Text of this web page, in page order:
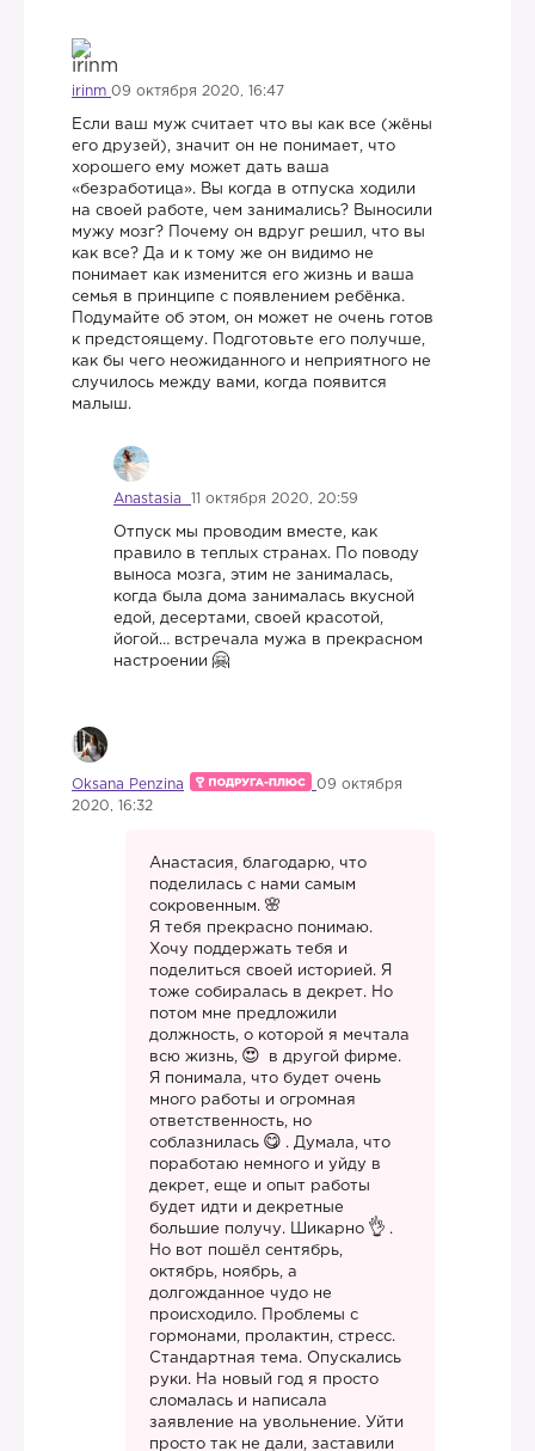
irinm 09 октября 2020, 16:47
Если ваш муж считает что вы как все (жёны
его друзей), значит он не понимает, что
хорошего ему может дать ваша
«безработица». Вы когда в отпуска ходили
на своей работе, чем занимались? Выносили
мужу мозг? Почему он вдруг решил, что вы
как все? Да и к тому же он видимо не
понимает как изменится его жизнь и ваша
семья в принципе с появлением ребёнка.
Подумайте об этом, он может не очень готов
к предстоящему. Подготовьте его получше,
как бы чего неожиданного и неприятного не
случилось между вами, когда появится
малыш.
Anastasia 11 октября 2020, 20:59
Отпуск мы проводим вместе, как
правило в теплых странах. По поводу
выноса мозга, этим не занималась,
когда была дома занималась вкусной
едой, десертами, своей красотой,
йогой… встречала мужа в прекрасном
настроении
Oksana Penzina
09 октября
2020, 16:32
Анастасия, благодарю, что
поделилась с нами самым
сокровенным.
Я тебя прекрасно понимаю.
Хочу поддержать тебя и
поделиться своей историей. Я
тоже собиралась в декрет. Но
потом мне предложили
должность, о которой я мечтала
всю жизнь,
в другой фирме.
Я понимала, что будет очень
много работы и огромная
ответственность, но
соблазнилась
. Думала, что
поработаю немного и уйду в
декрет, еще и опыт работы
будет идти и декретные
большие получу. Шикарно
.
Но вот пошёл сентябрь,
октябрь, ноябрь, а
долгожданное чудо не
происходило. Проблемы с
гормонами, пролактин, стресс.
Стандартная тема. Опускались
руки. На новый год я просто
сломалась и написала
заявление на увольнение. Уйти
просто так не дали, заставили